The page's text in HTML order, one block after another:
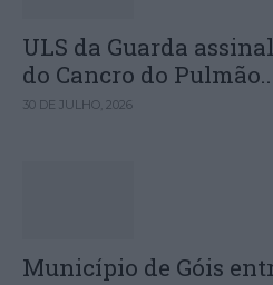
ULS da Guarda
do Cancro do
30 DE JULHO, 2026
Município de Góis